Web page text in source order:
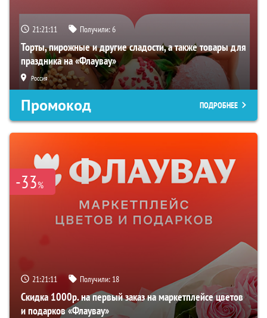
21:21:10 Получили:6
Торты, пирожные и другие сладости, а также товары для
праздника на «Флаувау»
Россия
Промокод ПОДРОБНЕЕ
-33%
21:21:10 Получили: 18
Скидка 1000р. на первый заказ на маркетплейсе цветов
и подарков «Флаувау»